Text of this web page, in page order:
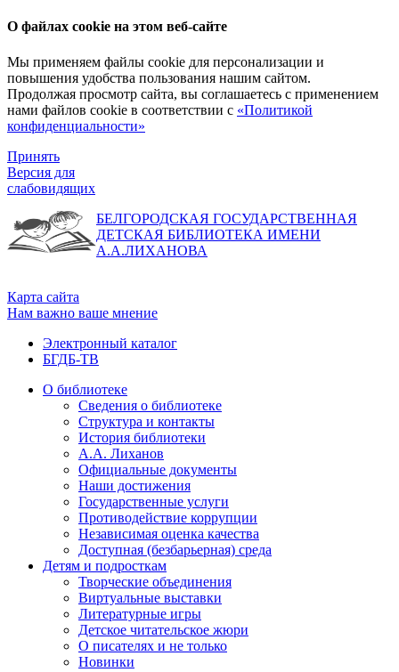
О файлах cookie на этом веб-сайте
Мы применяем файлы cookie для персонализации и
повышения удобства пользования нашим сайтом.
Продолжая просмотр сайта, вы соглашаетесь с применением
нами файлов cookie в соответствии с «Политикой
конфиденциальности»
Принять
Версия для
слабовидящих
БЕЛГОРОДСКАЯ ГОСУДАРСТВЕННАЯ
ДЕТСКАЯ БИБЛИОТЕКА ИМЕНИ
А.А.ЛИХАНОВА
Карта сайта
Нам важно ваше мнение
Электронный каталог
БГДБ-ТВ
О библиотеке
Сведения о библиотеке
Структура и контакты
История библиотеки
А.А. Лиханов
Официальные документы
Наши достижения
Государственные услуги
Противодействие коррупции
Независимая оценка качества
Доступная (безбарьерная) среда
Детям и подросткам
Творческие объединения
Виртуальные выставки
Литературные игры
Детское читательское жюри
О писателях и не только
Новинки